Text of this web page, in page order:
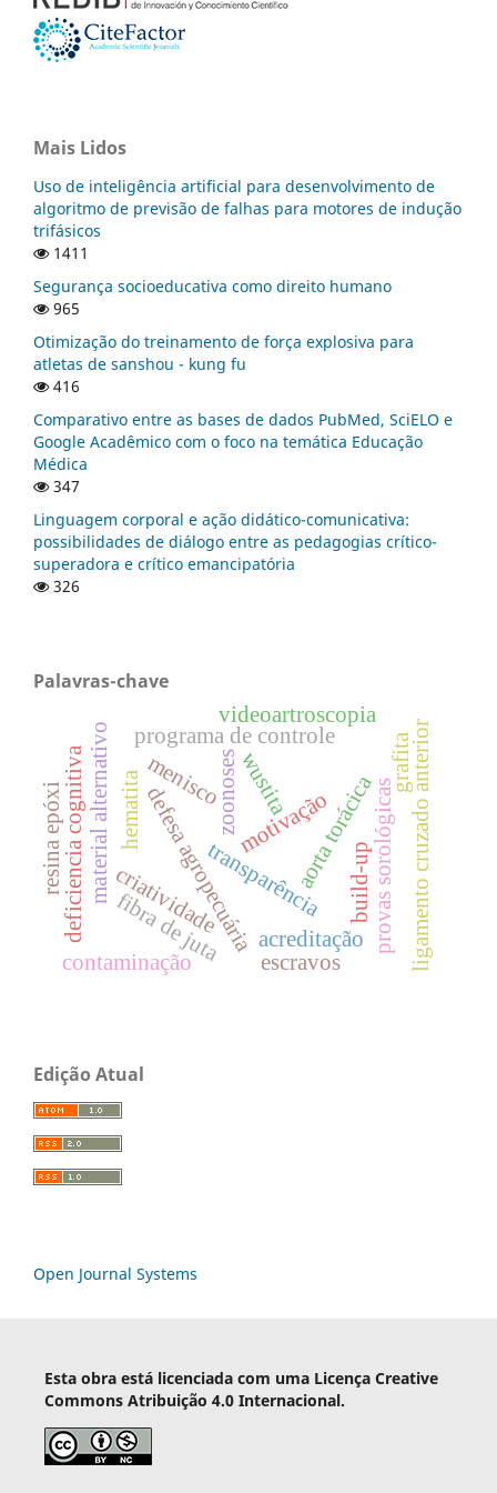
Mais Lidos
Uso de inteligência artificial para desenvolvimento de
algoritmo de previsão de falhas para motores de indução
trifásicos
1411
Segurança socioeducativa como direito humano
965
Otimização do treinamento de força explosiva para
atletas de sanshou - kung fu
416
Comparativo entre as bases de dados PubMed, SciELO e
Google Acadêmico com o foco na temática Educação
Médica
347
Linguagem corporal e ação didático-comunicativa:
possibilidades de diálogo entre as pedagogias crítico-
superadora e crítico emancipatória
326
Palavras-chave
transparênciaaorta torácica
criatividade
material alternativo motivação
zoonoses
defesa agropecuária
programa de controle
provas sorológicas
deficiencia cognitiva wustita
videoartroscopia
ligamento cruzado anterior
menisco
acreditação
escravos
fibra de juta
resina epóxi hematita
contaminação
build-up
grafita
Edição Atual
Open Journal Systems
Esta obra está licenciada com uma Licença Creative
Commons Atribuição 4.0 Internacional.